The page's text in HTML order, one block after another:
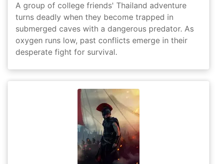
A group of college friends' Thailand adventure
turns deadly when they become trapped in
submerged caves with a dangerous predator. As
oxygen runs low, past conflicts emerge in their
desperate fight for survival.